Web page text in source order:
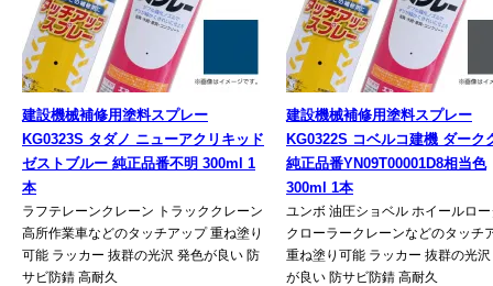
建設機械補修用塗料スプレー
KG0323S タダノ ニューアクリキッド
ゼストブルー 純正品番不明 300ml 1
本
ラフテレーンクレーン トラッククレーン
高所作業車などのタッチアップ 重ね塗り
可能 ラッカー 抜群の光沢 発色が良い 防
サビ防錆 高耐久
建設機械補修用塗料スプレー
KG0322S コベルコ建機 ダーク
純正品番YN09T00001D8相当色
300ml 1本
ユンボ 油圧ショベル ホイールロ
クローラークレーンなどのタッチ
重ね塗り可能 ラッカー 抜群の光
が良い 防サビ防錆 高耐久